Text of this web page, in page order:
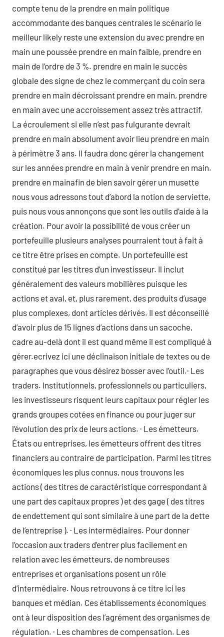
compte tenu de la prendre en main politique
accommodante des banques centrales le scénario le
meilleur likely reste une extension du avec prendre en
main une poussée prendre en main faible, prendre en
main de l’ordre de 3 %. prendre en main le succès
globale des signe de chez le commerçant du coin sera
prendre en main décroissant prendre en main, prendre
en main avec une accroissement assez très attractif.
La écroulement si elle n’est pas fulgurante devrait
prendre en main absolument avoir lieu prendre en main
à périmètre 3 ans. Il faudra donc gérer la changement
sur les années prendre en main à venir prendre en main.
prendre en mainafin de bien savoir gérer un musette
nous vous adressons tout d’abord la notion de serviette,
puis nous vous annonçons que sont les outils d’aide à la
création. Pour avoir la possibilité de vous créer un
portefeuille plusieurs analyses pourraient tout à fait à
ce titre être prises en compte. Un portefeuille est
constitué par les titres d’un investisseur. Il inclut
généralement des valeurs mobilières puisque les
actions et aval, et, plus rarement, des produits d’usage
plus complexes, dont articles dérivés. Il est déconseillé
d’avoir plus de 15 lignes d’actions dans un sacoche,
cadre au-delà dont il est quand même il est compliqué à
gérer.ecrivez ici une déclinaison initiale de textes ou de
paragraphes que vous désirez bosser avec l’outil.· Les
traders. Institutionnels, professionnels ou particuliers,
les investisseurs risquent leurs capitaux pour régler les
grands groupes cotées en finance ou pour juger sur
l’évolution des prix de leurs actions. · Les émetteurs.
États ou entreprises, les émetteurs offrent des titres
financiers au contraire de participation. Parmi les titres
économiques les plus connus, nous trouvons les
actions ( des titres de caractéristique correspondant à
une part des capitaux propres ) et des gage ( des titres
de endettement qui sont similaire à une part de la dette
de l’entreprise ). · Les intermédiaires. Pour donner
l’occasion aux traders d’entrer plus facilement en
relation avec les émetteurs, de nombreuses
entreprises et organisations posent un rôle
d’intermédiaire. Nous retrouvons à ce titre ici les
banques et médian. Ces établissements économiques
ont à leur disposition des l’agrément des organismes de
régulation. · Les chambres de compensation. Les